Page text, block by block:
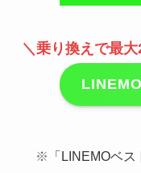
＼乗り換えで最
※ 「LINEMOベ